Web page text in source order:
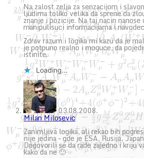
Na zalost zelja za senzacijom i
ljudima toliko velika da sprene da
znanje i pozicije. Na taj nacin
manipulisuci informacijama i
Zdrav razum i logika mi kazu da je
je potpuno realno i moguce, da
istinite.
Loading...
03.08.2008.
Milan Milosevic
Zanimljiva logika, ali rekao bih
nije jedina – gde je ESA, Rusija,
Dogovorili se da rade zajedno i kriju
kako da ne 🙂